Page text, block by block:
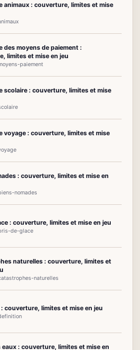
animaux : couverture, limites et mise
des moyens de paiement :
limites et mise en jeu
paiement
scolaire : couverture, limites et mise
voyage : couverture, limites et mise
: couverture, limites et mise en
nomades
: couverture, limites et mise en jeu
de-glace
naturelles : couverture, limites et
naturelles
couverture, limites et mise en jeu
eaux : couverture, limites et mise en